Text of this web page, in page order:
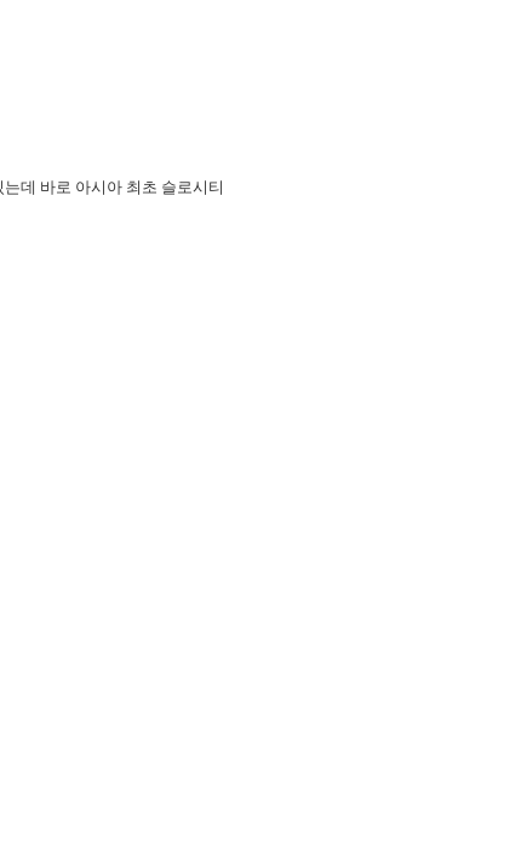
데 바로 아시아 최초 슬로시티